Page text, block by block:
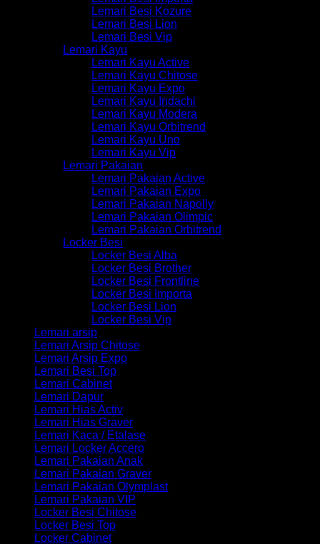
Lemari Besi Kozure
Lemari Besi Lion
Lemari Besi Vip
Lemari Kayu
Lemari Kayu Active
Lemari Kayu Chitose
Lemari Kayu Expo
Lemari Kayu Indachi
Lemari Kayu Modera
Lemari Kayu Orbitrend
Lemari Kayu Uno
Lemari Kayu Vip
Lemari Pakaian
Lemari Pakaian Active
Lemari Pakaian Expo
Lemari Pakaian Napolly
Lemari Pakaian Olimpic
Lemari Pakaian Orbitrend
Locker Besi
Locker Besi Alba
Locker Besi Brother
Locker Besi Frontline
Locker Besi Importa
Locker Besi Lion
Locker Besi Vip
Lemari arsip
Lemari Arsip Chitose
Lemari Arsip Expo
Lemari Besi Top
Lemari Cabinet
Lemari Dapur
Lemari Hias Activ
Lemari Hias Graver
Lemari Kaca / Etalase
Lemari Locker Accero
Lemari Pakaian Anak
Lemari Pakaian Graver
Lemari Pakaian Olymplast
Lemari Pakaian VIP
Locker Besi Chitose
Locker Besi Top
Locker Cabinet